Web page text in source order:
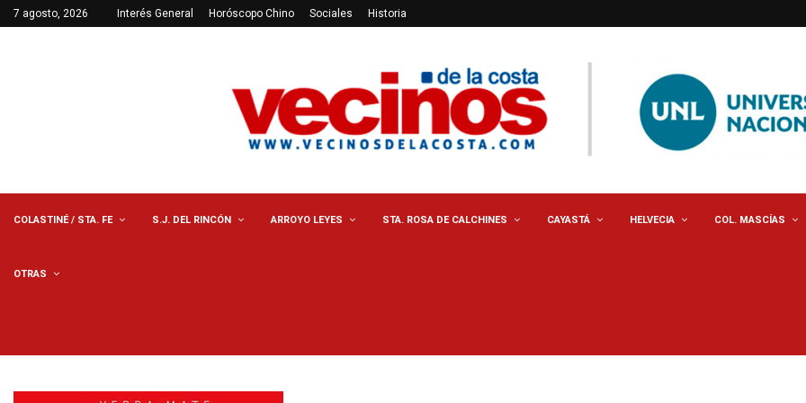
7 agosto, 2026 Interés General Horóscopo Chino Sociales Historia
COLASTINÉ / STA. FE S.J. DEL RINCÓN ARROYO LEYES STA. ROSA DE CALCHINES CAYASTÁ HELVECIA COL. MASCÍAS
OTRAS